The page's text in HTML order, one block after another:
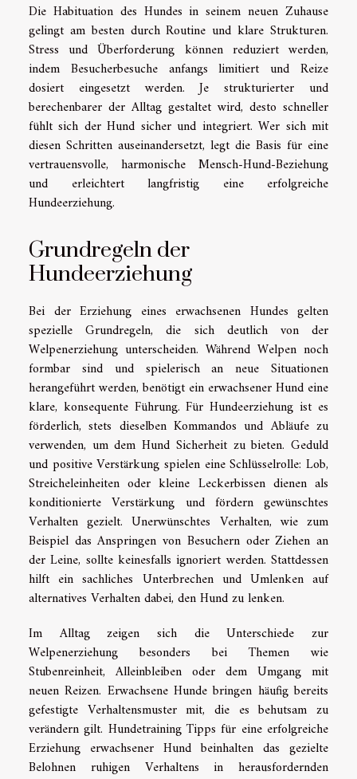
Die Habituation des Hundes in seinem neuen Zuhause
gelingt am besten durch Routine und klare Strukturen.
Stress und Überforderung können reduziert werden,
indem Besucherbesuche anfangs limitiert und Reize
dosiert eingesetzt werden. Je strukturierter und
berechenbarer der Alltag gestaltet wird, desto schneller
fühlt sich der Hund sicher und integriert. Wer sich mit
diesen Schritten auseinandersetzt, legt die Basis für eine
vertrauensvolle, harmonische Mensch-Hund-Beziehung
und erleichtert langfristig eine erfolgreiche
Hundeerziehung.
Grundregeln der
Hundeerziehung
Bei der Erziehung eines erwachsenen Hundes gelten
spezielle Grundregeln, die sich deutlich von der
Welpenerziehung unterscheiden. Während Welpen noch
formbar sind und spielerisch an neue Situationen
herangeführt werden, benötigt ein erwachsener Hund eine
klare, konsequente Führung. Für Hundeerziehung ist es
förderlich, stets dieselben Kommandos und Abläufe zu
verwenden, um dem Hund Sicherheit zu bieten. Geduld
und positive Verstärkung spielen eine Schlüsselrolle: Lob,
Streicheleinheiten oder kleine Leckerbissen dienen als
konditionierte Verstärkung und fördern gewünschtes
Verhalten gezielt. Unerwünschtes Verhalten, wie zum
Beispiel das Anspringen von Besuchern oder Ziehen an
der Leine, sollte keinesfalls ignoriert werden. Stattdessen
hilft ein sachliches Unterbrechen und Umlenken auf
alternatives Verhalten dabei, den Hund zu lenken.
Im Alltag zeigen sich die Unterschiede zur
Welpenerziehung besonders bei Themen wie
Stubenreinheit, Alleinbleiben oder dem Umgang mit
neuen Reizen. Erwachsene Hunde bringen häufig bereits
gefestigte Verhaltensmuster mit, die es behutsam zu
verändern gilt. Hundetraining Tipps für eine erfolgreiche
Erziehung erwachsener Hund beinhalten das gezielte
Belohnen ruhigen Verhaltens in herausfordernden